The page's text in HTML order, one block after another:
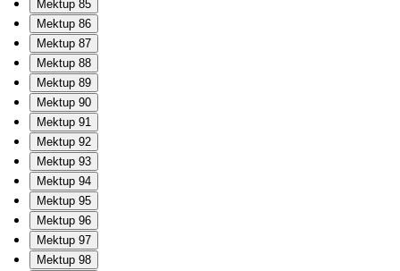
Mektup 85
Mektup 86
Mektup 87
Mektup 88
Mektup 89
Mektup 90
Mektup 91
Mektup 92
Mektup 93
Mektup 94
Mektup 95
Mektup 96
Mektup 97
Mektup 98